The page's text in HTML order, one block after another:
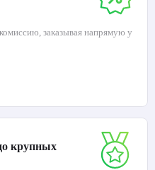
заказывая напрямую у
крупных